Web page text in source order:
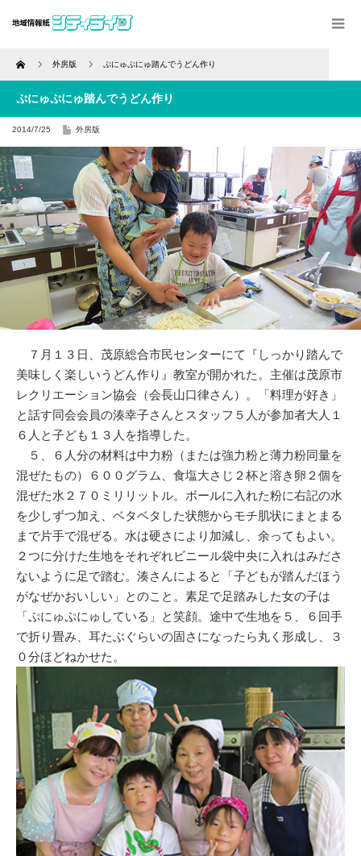
Home 外房版 ぷにゅぷにゅ踏んでうどん作り
ぷにゅぷにゅ踏んでうどん作り
2014/7/25 外房版
７月１３日、茂原総合市民センターにて『しっかり踏んで
美味しく楽しいうどん作り』教室が開かれた。主催は茂原市
レクリエーション協会（会長山口律さん）。「料理が好き」
と話す同会会員の湊幸子さんとスタッフ５人が参加者大人１
６人と子ども１３人を指導した。
５、６人分の材料は中力粉（または強力粉と薄力粉同量を
混ぜたもの）６００グラム、食塩大さじ２杯と溶き卵２個を
混ぜた水２７０ミリリットル。ボールに入れた粉に右記の水
を少しずつ加え、ベタベタした状態からモチ肌状にまとまる
まで片手で混ぜる。水は硬さにより加減し、余ってもよい。
２つに分けた生地をそれぞれビニール袋中央に入れはみださ
ないように足で踏む。湊さんによると「子どもが踏んだほう
がなぜかおいしい」とのこと。素足で足踏みした女の子は
「ぷにゅぷにゅしている」と笑顔。途中で生地を５、６回手
で折り畳み、耳たぶぐらいの固さになったら丸く形成し、３
０分ほどねかせた。